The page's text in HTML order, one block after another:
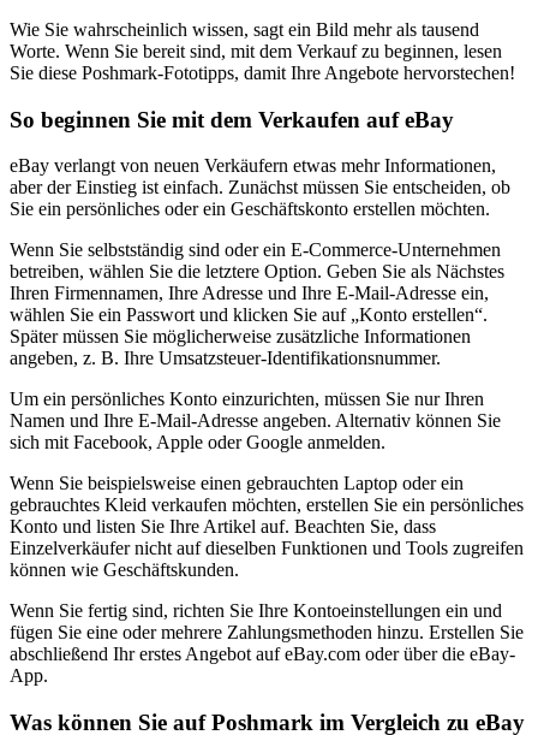
Wie Sie wahrscheinlich wissen, sagt ein Bild mehr als tausend
Worte. Wenn Sie bereit sind, mit dem Verkauf zu beginnen, lesen
Sie diese Poshmark-Fototipps, damit Ihre Angebote hervorstechen!
So beginnen Sie mit dem Verkaufen auf eBay
eBay verlangt von neuen Verkäufern etwas mehr Informationen,
aber der Einstieg ist einfach. Zunächst müssen Sie entscheiden, ob
Sie ein persönliches oder ein Geschäftskonto erstellen möchten.
Wenn Sie selbstständig sind oder ein E-Commerce-Unternehmen
betreiben, wählen Sie die letztere Option. Geben Sie als Nächstes
Ihren Firmennamen, Ihre Adresse und Ihre E-Mail-Adresse ein,
wählen Sie ein Passwort und klicken Sie auf „Konto erstellen“.
Später müssen Sie möglicherweise zusätzliche Informationen
angeben, z. B. Ihre Umsatzsteuer-Identifikationsnummer.
Um ein persönliches Konto einzurichten, müssen Sie nur Ihren
Namen und Ihre E-Mail-Adresse angeben. Alternativ können Sie
sich mit Facebook, Apple oder Google anmelden.
Wenn Sie beispielsweise einen gebrauchten Laptop oder ein
gebrauchtes Kleid verkaufen möchten, erstellen Sie ein persönliches
Konto und listen Sie Ihre Artikel auf. Beachten Sie, dass
Einzelverkäufer nicht auf dieselben Funktionen und Tools zugreifen
können wie Geschäftskunden.
Wenn Sie fertig sind, richten Sie Ihre Kontoeinstellungen ein und
fügen Sie eine oder mehrere Zahlungsmethoden hinzu. Erstellen Sie
abschließend Ihr erstes Angebot auf eBay.com oder über die eBay-
App.
Was können Sie auf Poshmark im Vergleich zu eBay